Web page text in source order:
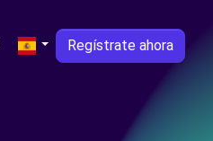
Regístrate ahora